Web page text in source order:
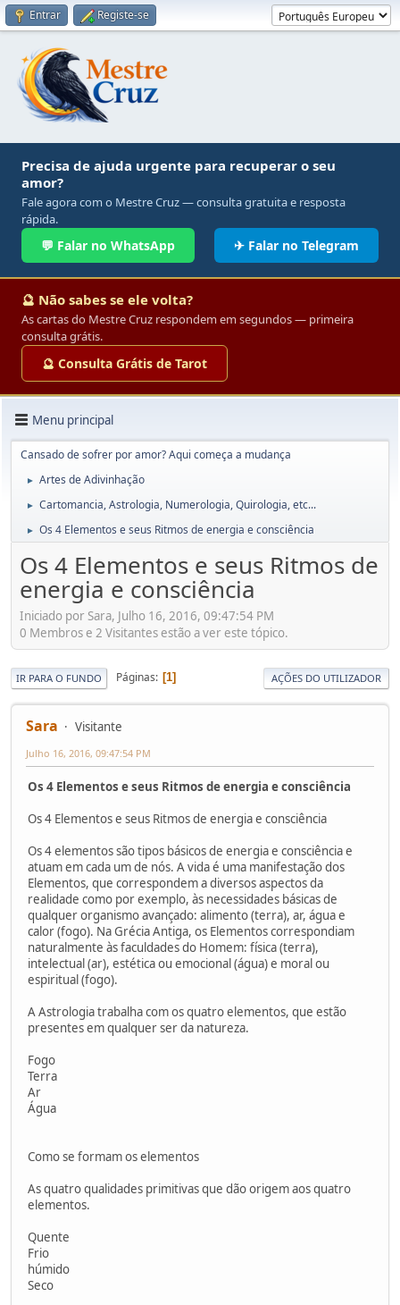
Entrar Registe-se
Precisa de ajuda urgente para recuperar o seu
amor?
Fale agora com o Mestre Cruz — consulta gratuita e resposta
rápida.
💬 Falar no WhatsApp ✈ Falar no Telegram
🔮 Não sabes se ele volta?
As cartas do Mestre Cruz respondem em segundos — primeira
consulta grátis.
🔮 Consulta Grátis de Tarot
Menu principal
Cansado de sofrer por amor? Aqui começa a mudança
► Artes de Adivinhação
► Cartomancia, Astrologia, Numerologia, Quirologia, etc...
► Os 4 Elementos e seus Ritmos de energia e consciência
Os 4 Elementos e seus Ritmos de
energia e consciência
Iniciado por Sara, Julho 16, 2016, 09:47:54 PM
0 Membros e 2 Visitantes estão a ver este tópico.
IR PARA O FUNDO Páginas 1 AÇÕES DO UTILIZADOR
Sara Visitante
Julho 16, 2016, 09:47:54 PM
Os 4 Elementos e seus Ritmos de energia e consciência
Os 4 Elementos e seus Ritmos de energia e consciência
Os 4 elementos são tipos básicos de energia e consciência e
atuam em cada um de nós. A vida é uma manifestação dos
Elementos, que correspondem a diversos aspectos da
realidade como por exemplo, às necessidades básicas de
qualquer organismo avançado: alimento (terra), ar, água e
calor (fogo). Na Grécia Antiga, os Elementos correspondiam
naturalmente às faculdades do Homem: física (terra),
intelectual (ar), estética ou emocional (água) e moral ou
espiritual (fogo).
A Astrologia trabalha com os quatro elementos, que estão
presentes em qualquer ser da natureza.
Fogo
Terra
Ar
Água
Como se formam os elementos
As quatro qualidades primitivas que dão origem aos quatro
elementos.
Quente
Frio
húmido
Seco